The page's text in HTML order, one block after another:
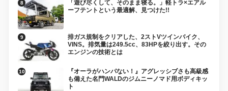
「遊び尽くして、そのまま寝る。」軽トラ×エアル
ーフテントという最適解、見つけた!!
排ガス規制をクリアした、2ストVツインバイク、
VINS。排気量は249.5cc、83HPを絞り出す。その
エンジンの技術とは
『オーラがハンパない！』アグレッシブさも高級感
も備えた名門WALDのジムニーノマド用ボディキッ
ト